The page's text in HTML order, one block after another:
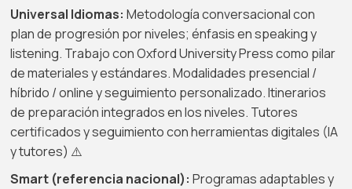
Universal Idiomas: Metodología conversacional con
plan de progresión por niveles; énfasis en speaking y
listening. Trabajo con Oxford University Press como pilar
de materiales y estándares. Modalidades presencial /
híbrido / online y seguimiento personalizado. Itinerarios
de preparación integrados en los niveles. Tutores
certificados y seguimiento con herramientas digitales (IA
y tutores) ⚠️
Smart (referencia nacional): Programas adaptables y